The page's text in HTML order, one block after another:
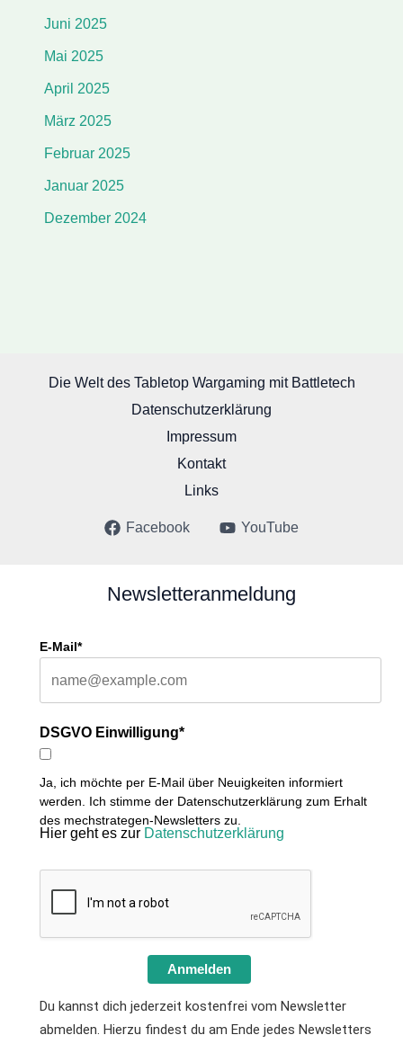
Juni 2025
Mai 2025
April 2025
März 2025
Februar 2025
Januar 2025
Dezember 2024
Die Welt des Tabletop Wargaming mit Battletech
Datenschutzerklärung
Impressum
Kontakt
Links
Facebook YouTube
Newsletteranmeldung
E-Mail*
DSGVO Einwilligung*
Ja, ich möchte per E-Mail über Neuigkeiten informiert
werden. Ich stimme der Datenschutzerklärung zum Erhalt
des mechstrategen-Newsletters zu.
Hier geht es zur Datenschutzerklärung
Anmelden
Du kannst dich jederzeit kostenfrei vom Newsletter
abmelden. Hierzu findest du am Ende jedes Newsletters